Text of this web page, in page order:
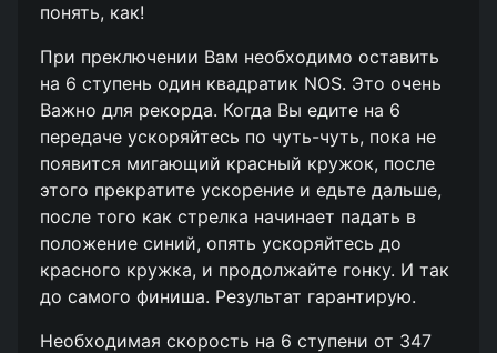
понять, как!
При преключении Вам необходимо оставить
на 6 ступень один квадратик NOS. Это очень
Важно для рекорда. Когда Вы едите на 6
передаче ускоряйтесь по чуть-чуть, пока не
появится мигающий красный кружок, после
этого прекратите ускорение и едьте дальше,
после того как стрелка начинает падать в
положение синий, опять ускоряйтесь до
красного кружка, и продолжайте гонку. И так
до самого финиша. Результат гарантирую.
Необходимая скорость на 6 ступени от 347